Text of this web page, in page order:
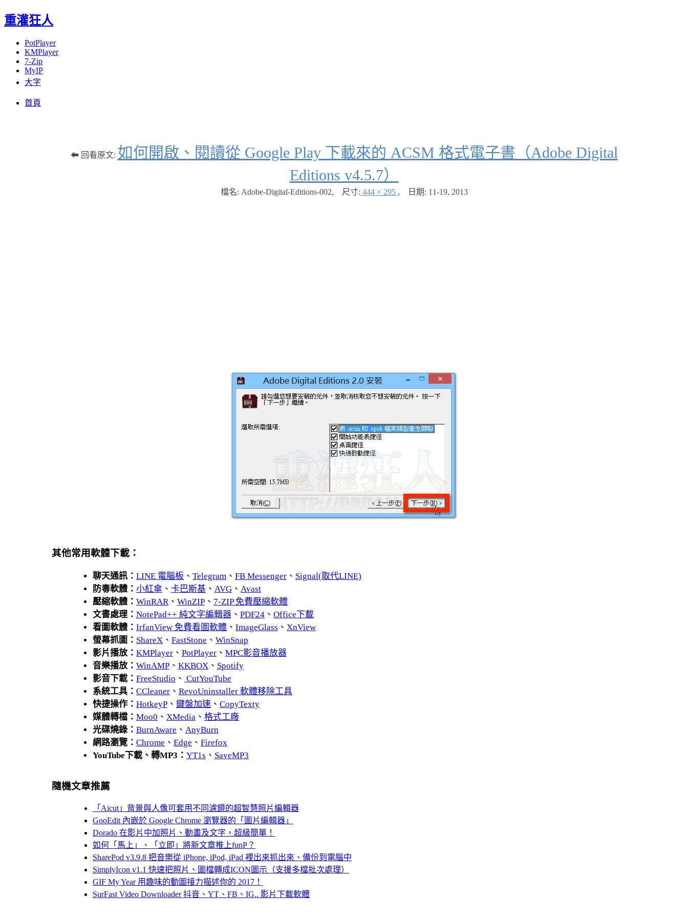
重灌狂人
PotPlayer
KMPlayer
7-Zip
MyIP
大字
首頁
⬅ 回看原文: 如何開啟、閱讀從 Google Play 下載來的 ACSM 格式電子書（Adobe Digital
Editions v4.5.7）
檔名: Adobe-Digital-Editions-002, 尺寸: 444 × 295 , 日期: 11-19, 2013
其他常用軟體下載：
聊天通訊： LINE 電腦板 、 Telegram、 FB Messenger、 Signal(取代LINE)
防毒軟體： 小紅傘 、 卡巴斯基、 AVG、 Avast
壓縮軟體： WinRAR、 WinZIP、 7-ZIP 免費壓縮軟體
文書處理： NotePad++ 純文字編輯器、 PDF24、 Office下載
看圖軟體： IrfanView 免費看圖軟體、 ImageGlass 、 XnView
螢幕抓圖： ShareX、 FastStone 、 WinSnap
影片播放： KMPlayer、 PotPlayer、 MPC影音播放器
音樂播放： WinAMP、 KKBOX、 Spotify
影音下載： FreeStudio 、 CutYouTube
系統工具： CCleaner、 RevoUninstaller 軟體移除工具
快捷操作： HotkeyP、 鍵盤加速、 CopyTexty
媒體轉檔： Moo0 、 XMedia、 格式工廠
光碟燒錄： BurnAware 、 AnyBurn
網路瀏覽： Chrome 、 Edge 、 Firefox
YouTube下載、轉MP3： YT1s 、 SaveMP3
隨機文章推薦
「Aicut」背景與人像可套用不同濾鏡的超智慧照片編輯器
GooEdit 內嵌於 Google Chrome 瀏覽器的「圖片編輯器」
Dorado 在影片中加照片、動畫及文字，超級簡單！
如何「馬上」、「立即」將新文章推上funP？
SharePod v3.9.8 把音樂從 iPhone, iPod, iPad 裡出來抓出來、備份到電腦中
SimplyIcon v1.1 快速把照片、圖檔轉成ICON圖示（支援多檔批次處理）
GIF My Year 用趣味的動圖接力描述你的 2017！
SurFast Video Downloader 抖音、YT、FB、IG.. 影片下載軟體